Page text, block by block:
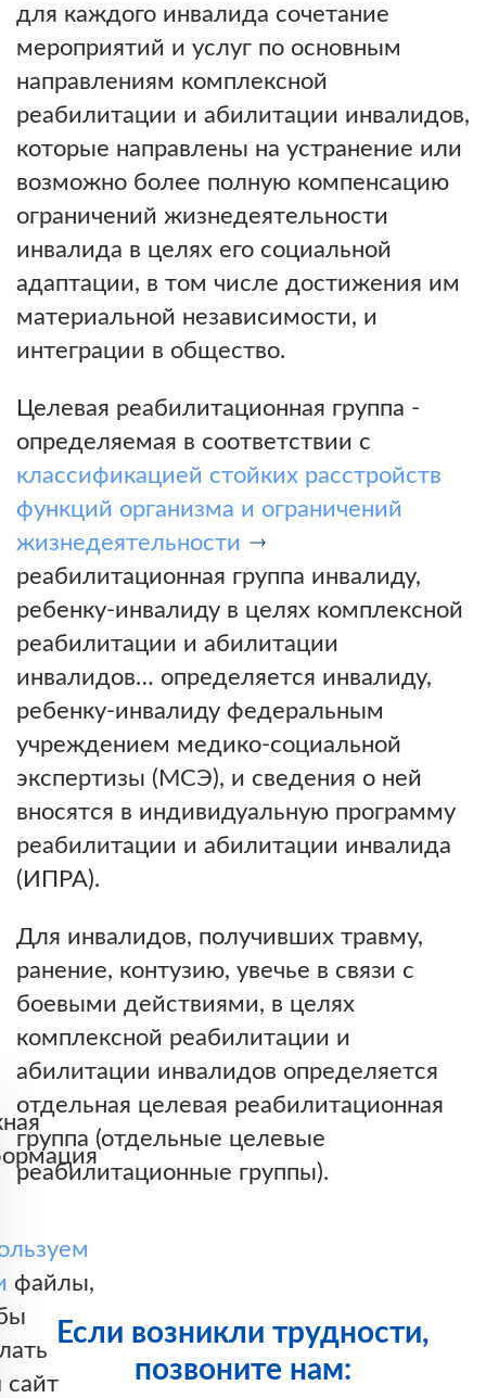
для каждого инвалида сочетание
мероприятий и услуг по основным
направлениям комплексной
реабилитации и абилитации инвалидов,
которые направлены на устранение или
возможно более полную компенсацию
ограничений жизнедеятельности
инвалида в целях его социальной
адаптации, в том числе достижения им
материальной независимости, и
интеграции в общество.
Целевая реабилитационная группа -
определяемая в соответствии с
классификацией стойких расстройств
функций организма и ограничений
жизнедеятельности
реабилитационная группа инвалиду,
ребенку-инвалиду в целях комплексной
реабилитации и абилитации
инвалидов… определяется инвалиду,
ребенку-инвалиду федеральным
учреждением медико-социальной
экспертизы (МСЭ), и сведения о ней
вносятся в индивидуальную программу
реабилитации и абилитации инвалида
(ИПРА).
Для инвалидов, получивших травму,
ранение, контузию, увечье в связи с
боевыми действиями, в целях
комплексной реабилитации и
абилитации инвалидов определяется
отдельная целевая реабилитационная
группа (отдельные целевые
реабилитационные группы).
Если возникли трудности,
позвоните нам:
файлы,